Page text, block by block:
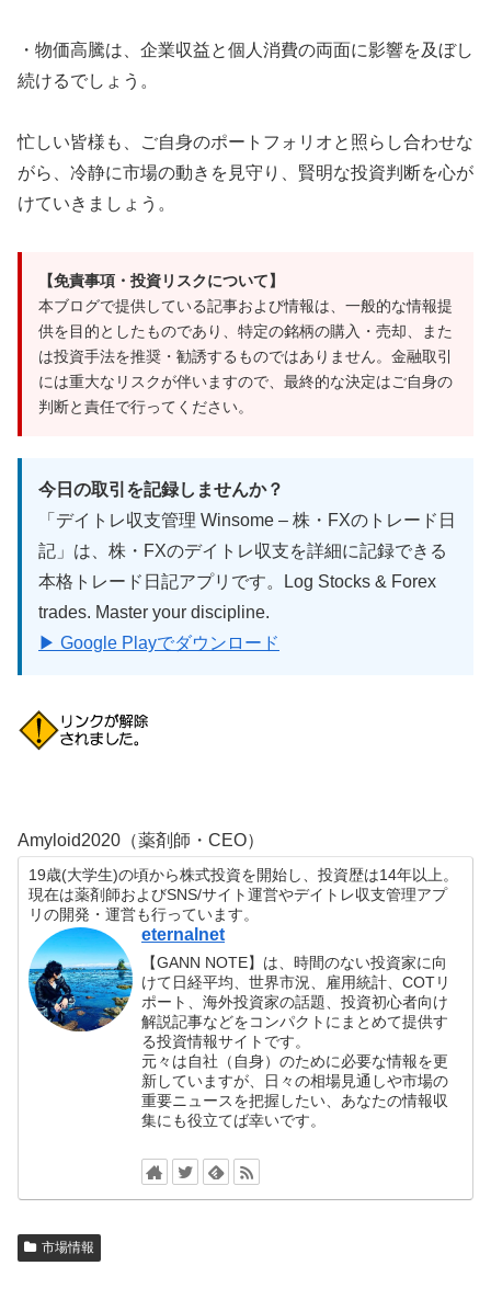
・物価高騰は、企業収益と個人消費の両面に影響を及ぼし
続けるでしょう。
忙しい皆様も、ご自身のポートフォリオと照らし合わせな
がら、冷静に市場の動きを見守り、賢明な投資判断を心が
けていきましょう。
【免責事項・投資リスクについて】
本ブログで提供している記事および情報は、一般的な情報提
供を目的としたものであり、特定の銘柄の購入・売却、また
は投資手法を推奨・勧誘するものではありません。金融取引
には重大なリスクが伴いますので、最終的な決定はご自身の
判断と責任で行ってください。
今日の取引を記録しませんか？
「デイトレ収支管理 Winsome – 株・FXのトレード日
記」は、株・FXのデイトレ収支を詳細に記録できる
本格トレード日記アプリです。Log Stocks & Forex
trades. Master your discipline.
▶ Google Playでダウンロード
Amyloid2020（薬剤師・CEO）
19歳(大学生)の頃から株式投資を開始し、投資歴は14年以上。
現在は薬剤師およびSNS/サイト運営やデイトレ収支管理アプ
リの開発・運営も行っています。
eternalnet
【GANN NOTE】は、時間のない投資家に向
けて日経平均、世界市況、雇用統計、COTリ
ポート、海外投資家の話題、投資初心者向け
解説記事などをコンパクトにまとめて提供す
る投資情報サイトです。
元々は自社（自身）のために必要な情報を更
新していますが、日々の相場見通しや市場の
重要ニュースを把握したい、あなたの情報収
集にも役立てば幸いです。
市場情報